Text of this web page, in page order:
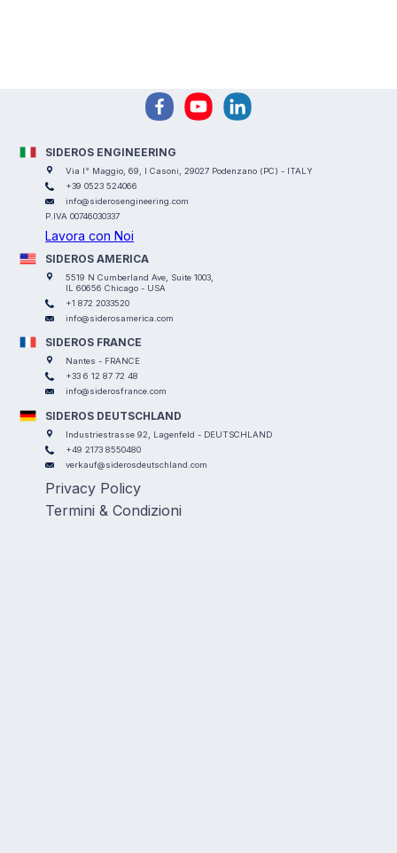
SIDEROS ENGINEERING
Via I° Maggio, 69, I Casoni, 29027 Podenzano (PC) - ITALY
+39 0523 524066
info@siderosengineering.com
P.IVA 00746030337
Lavora con Noi
SIDEROS AMERICA
5519 N Cumberland Ave, Suite 1003,
IL 60656 Chicago - USA
+1 872 2033520
info@siderosamerica.com
SIDEROS FRANCE
Nantes - FRANCE
+33 6 12 87 72 48
info@siderosfrance.com
SIDEROS DEUTSCHLAND
Industriestrasse 92, Lagenfeld - DEUTSCHLAND
+49 2173 8550480
verkauf@siderosdeutschland.com
Privacy Policy
Termini & Condizioni